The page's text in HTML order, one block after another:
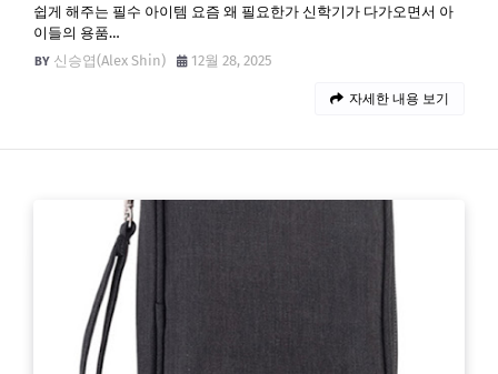
쉽게 해주는 필수 아이템 요즘 왜 필요한가 신학기가 다가오면서 아
이들의 용품…
신승엽(Alex Shin)
12월 28, 2025
자세한 내용 보기